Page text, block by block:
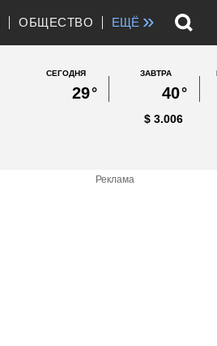
ОБЩЕСТВО ЕЩЁ »
СЕГОДНЯ
29°
ЗАВТРА
40°
3.006
$
Реклама